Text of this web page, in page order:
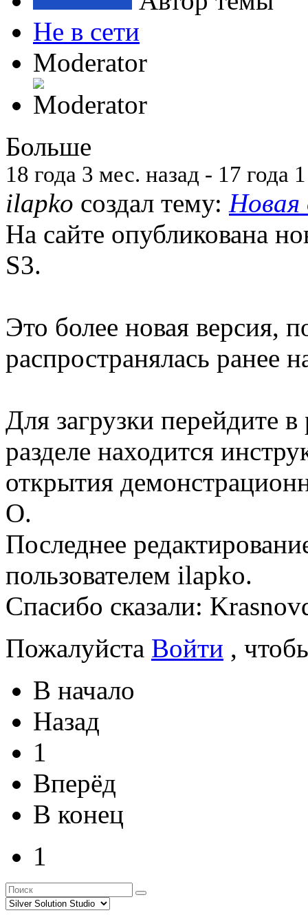
Не в сети
Moderator
Больше
18 года 3 мес. назад - 17 года
ilapko создал тему: Новая
На сайте опубликована
S3.
Это более новая версия,
распространялась ранее
Для загрузки перейдите
разделе находится
открытия
O.
Последнее
пользователем ilapko.
Спасибо сказали:
Пожалуйста Войти ,
В начало
Назад
1
Вперёд
В конец
1